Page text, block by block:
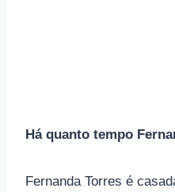
Há quanto tempo
Fernanda Torres é